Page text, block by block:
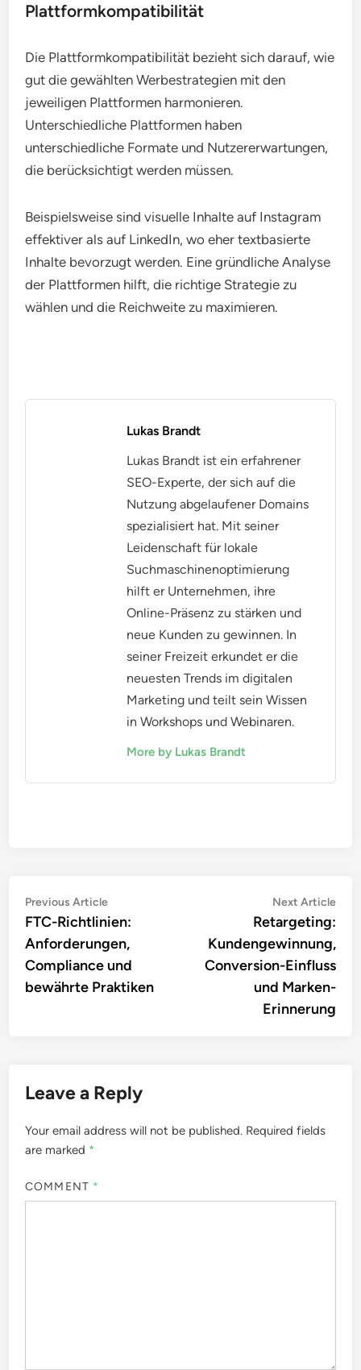
Plattformkompatibilität
Die Plattformkompatibilität bezieht sich darauf, wie
gut die gewählten Werbestrategien mit den
jeweiligen Plattformen harmonieren.
Unterschiedliche Plattformen haben
unterschiedliche Formate und Nutzererwartungen,
die berücksichtigt werden müssen.
Beispielsweise sind visuelle Inhalte auf Instagram
effektiver als auf LinkedIn, wo eher textbasierte
Inhalte bevorzugt werden. Eine gründliche Analyse
der Plattformen hilft, die richtige Strategie zu
wählen und die Reichweite zu maximieren.
Lukas Brandt
Lukas Brandt ist ein erfahrener
SEO-Experte, der sich auf die
Nutzung abgelaufener Domains
spezialisiert hat. Mit seiner
Leidenschaft für lokale
Suchmaschinenoptimierung
hilft er Unternehmen, ihre
Online-Präsenz zu stärken und
neue Kunden zu gewinnen. In
seiner Freizeit erkundet er die
neuesten Trends im digitalen
Marketing und teilt sein Wissen
in Workshops und Webinaren.
More by Lukas Brandt
Post
navigation
Previous ArticlePrevious
article:
FTC-Richtlinien:
Anforderungen,
Compliance und
bewährte Praktiken
Next Article
Retargeting:
Kundengewinnung,
Conversion-Einfluss
und Marken-
Erinnerung
Leave a Reply
Your email address will not be published. Required fields
are marked *
COMMENT *